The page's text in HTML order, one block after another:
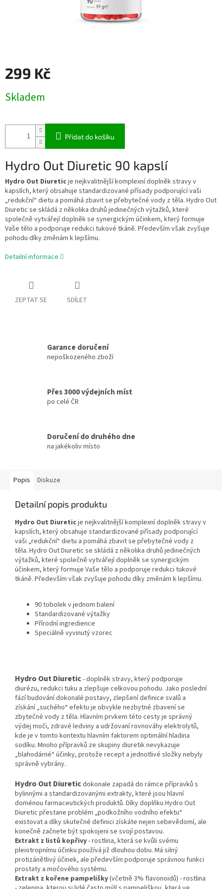
299 Kč
cena:
Skladem
Přidat do košíku
Hydro Out Diuretic 90 kapslí
Hydro Out Diureticje nejkvalitnější komplexní doplněk stravy v
kapslích, který obsahuje standardizované přísady podporující vaši
„redukční“ dietu a pomáhá zbavit se přebytečné vody z těla. Hydro Out
Diuretic se skládá z několika druhů jedinečných výtažků, které
společně vytvářejí doplněk se synergickým účinkem, který formuje
Vaše tělo a podporuje redukci tukové tkáně. Především však zvyšuje
pohodu díky změnám k lepšímu.
Detailní informace
ZEPTAT SE SDÍLET
Garance doručení
nepoškozeného zboží
Přes 3000 výdejních míst
po celé ČR
Doručení do druhého dne
na jakékoliv místo
Popis Diskuze
Detailní popis produktu
Hydro Out Diureticje nejkvalitnější komplexní doplněk stravy v
kapslích, který obsahuje standardizované přísady podporující
vaši „redukční“ dietu a pomáhá zbavit se přebytečné vody z
těla. Hydro Out Diuretic se skládá z několika druhů jedinečných
výtažků, které společně vytvářejí doplněk se synergickým
účinkem, který formuje Vaše tělo a podporuje redukci tukové
tkáně. Především však zvyšuje pohodu díky změnám k lepšímu.
90 tobolek v jednom balení
Standardizované výtažky
Přírodní ingredience
Speciálně vyvinutý vzorec
Hydro Out Diuretic- doplněk stravy, který podporuje
diurézu, redukci tuku a zlepšuje celkovou pohodu. Jako poslední
fází budování dokonalé postavy, zlepšení definice svalů a
získání „suchého“ efektu je obvykle nezbytné zbavení se
zbytečné vody z těla. Hlavním prvkem této cesty je správný
výdej moči, zdravé ledviny a udržovaní rovnováhy elektrolytů,
kde je v tomto kontextu hlavním faktorem optimální hladina
sodíku. Mnoho přípravků ze skupiny diuretik nevykazuje
„blahodárné“ účinky, protože recept a jednotlivé složky nebyly
správně vybrány.
Hydro Out Diureticdokonale zapadá do rámce přípravků s
bylinnými a standardizovanými extrakty, které jsou hlavní
doménou farmaceutických produktů. Díky doplňku Hydro Out
Diuretic přestane problém „podkožního vodního efektu“
existovat a díky skutečné definici získáte nejen sebevědomí, ale
konečně začnete být spokojeni se svojí postavou.
Extrakt z listů kopřivy- rostlina, která se kvůli svému
pleiotropnímu účinku používá již dlouhou dobu. Má silný
protizánětlivý účinek, ale především podporuje správnou funkci
prostaty a močového systému.
Extrakt z kořene pampelišky(včetně 3% flavonoidů) - rostlina